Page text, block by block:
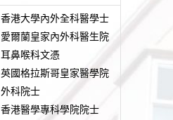
香港大學內外全科醫學士
愛爾蘭皇家內外科醫生院
耳鼻喉科文憑
英國格拉斯哥皇家醫學院
外科院士
香港醫學專科學院院士